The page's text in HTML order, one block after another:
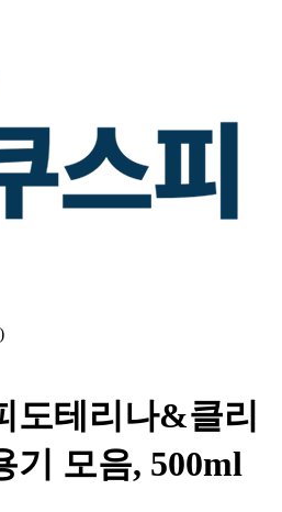
도테리나&클리
기 모음, 500ml